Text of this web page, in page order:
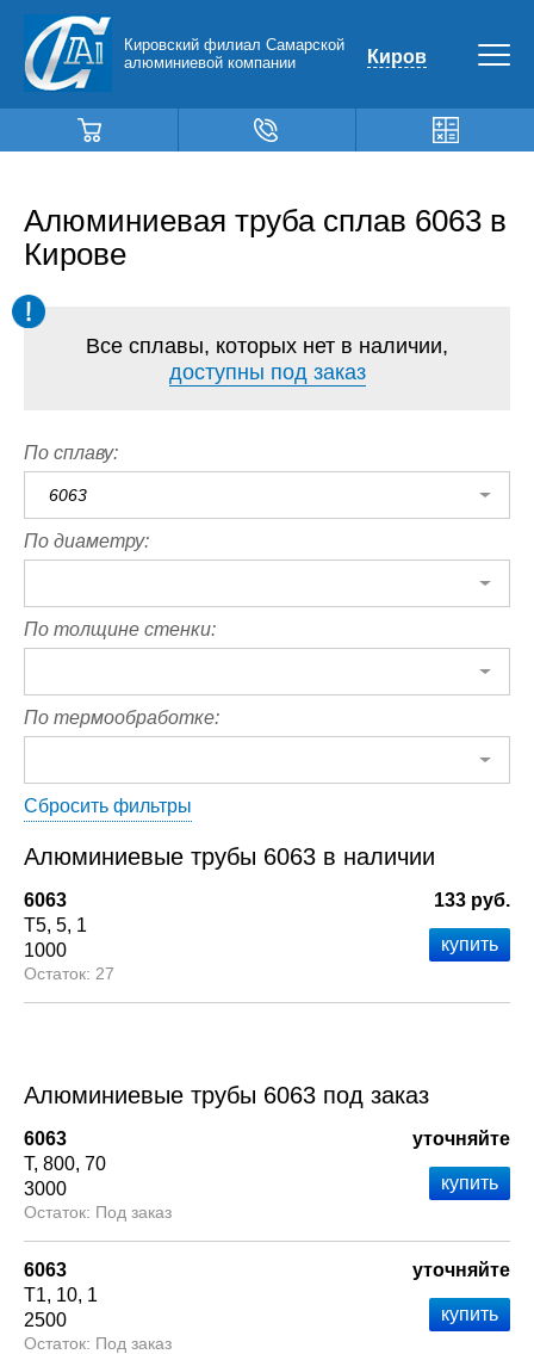
Кировский филиал Самарской
алюминиевой компании
Киров
Алюминиевая труба сплав 6063 в
Кирове
Все сплавы, которых нет в наличии,
доступны под заказ
По сплаву:
6063
По диаметру:
По толщине стенки:
По термообработке:
Сбросить фильтры
Алюминиевые трубы 6063 в наличии
6063
Т5 5 1
1000
27
133 руб.
Алюминиевые трубы 6063 под заказ
6063
Т 800 70
3000
Под заказ
уточняйте
6063
Т1 10 1
2500
Под заказ
уточняйте